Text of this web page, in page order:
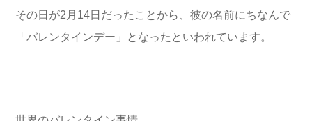
その日が2月14日だったことから、彼の名前にちなんで
「バレンタインデー」となったといわれています。